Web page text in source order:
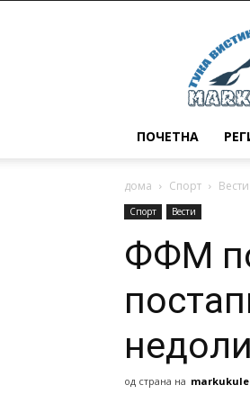
Маркукуле
ПОЧЕТНА
дома Спорт Вести
Спорт Вести
ФФМ
од страна на markukule